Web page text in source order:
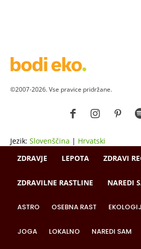
©2007-2026. Vse pravice pridržane.
Jezik: Slovenščina | Hrvatski
ZDRAVJE
LEPOTA ZDRAVI
ZDRAVILNE RASTLINE NAREDI
ASTRO OSEBNA RAST
JOGA LOKALNO NAREDI SAM